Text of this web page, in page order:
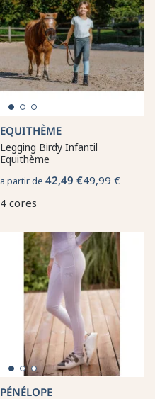
EQUITHÈME
Legging Birdy Infantil
Equithème
a partir de 42,49 €49,99 €
4 cores
PÉNÉLOPE